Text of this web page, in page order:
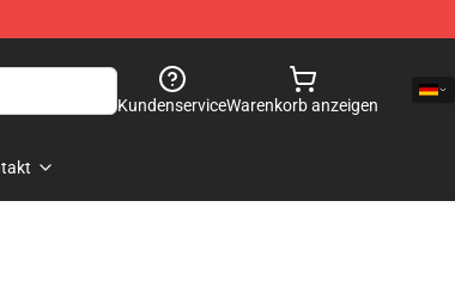
KundenserviceWarenkorb anzeigen